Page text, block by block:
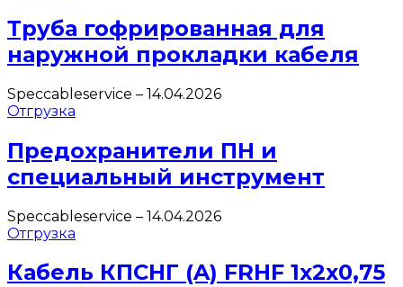
Труба гофрированная для
наружной прокладки кабеля
Speccableservice – 14.04.2026
Отгрузка
Предохранители ПН и
специальный инструмент
Speccableservice – 14.04.2026
Отгрузка
Кабель КПСНГ (A) FRHF 1х2х0,75